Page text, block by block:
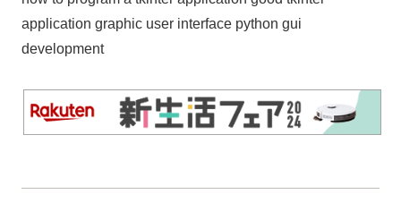
application graphic user interface python gui
development